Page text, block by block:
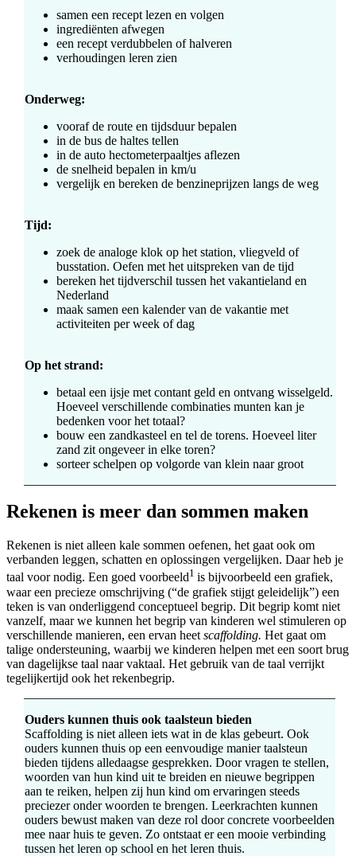
samen een recept lezen en volgen
ingrediënten afwegen
een recept verdubbelen of halveren
verhoudingen leren zien
Onderweg:
vooraf de route en tijdsduur bepalen
in de bus de haltes tellen
in de auto hectometerpaaltjes aflezen
de snelheid bepalen in km/u
vergelijk en bereken de benzineprijzen langs de weg
Tijd:
zoek de analoge klok op het station, vliegveld of
busstation. Oefen met het uitspreken van de tijd
bereken het tijdverschil tussen het vakantieland en
Nederland
maak samen een kalender van de vakantie met
activiteiten per week of dag
Op het strand:
betaal een ijsje met contant geld en ontvang wisselgeld.
Hoeveel verschillende combinaties munten kan je
bedenken voor het totaal?
bouw een zandkasteel en tel de torens. Hoeveel liter
zand zit ongeveer in elke toren?
sorteer schelpen op volgorde van klein naar groot
Rekenen is meer dan sommen maken
Rekenen is niet alleen kale sommen oefenen, het gaat ook om
verbanden leggen, schatten en oplossingen vergelijken. Daar heb je
taal voor nodig. Een goed voorbeeld1 is bijvoorbeeld een grafiek,
waar een precieze omschrijving (“de grafiek stijgt geleidelijk”) een
teken is van onderliggend conceptueel begrip. Dit begrip komt niet
vanzelf, maar we kunnen het begrip van kinderen wel stimuleren op
verschillende manieren, een ervan heet scaffolding. Het gaat om
talige ondersteuning, waarbij we kinderen helpen met een soort brug
van dagelijkse taal naar vaktaal. Het gebruik van de taal verrijkt
tegelijkertijd ook het rekenbegrip.
Ouders kunnen thuis ook taalsteun bieden
Scaffolding is niet alleen iets wat in de klas gebeurt. Ook
ouders kunnen thuis op een eenvoudige manier taalsteun
bieden tijdens alledaagse gesprekken. Door vragen te stellen,
woorden van hun kind uit te breiden en nieuwe begrippen
aan te reiken, helpen zij hun kind om ervaringen steeds
preciezer onder woorden te brengen. Leerkrachten kunnen
ouders bewust maken van deze rol door concrete voorbeelden
mee naar huis te geven. Zo ontstaat er een mooie verbinding
tussen het leren op school en het leren thuis.